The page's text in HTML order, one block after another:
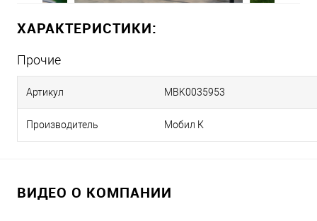
ХАРАКТЕРИСТИКИ:
Прочие
Артикул MBK0035953
Производитель Мобил К
ВИДЕО О КОМПАНИИ